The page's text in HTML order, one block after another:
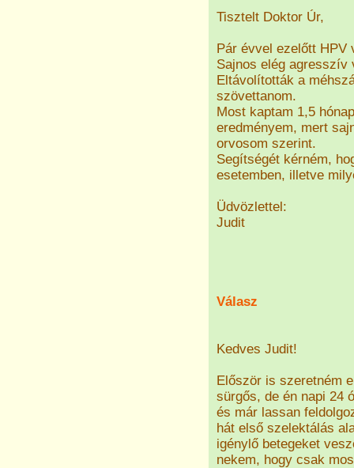
Tisztelt Doktor Úr,
Pár évvel ezelőtt
Sajnos elég agresszív
Eltávolították a
szövettanom.
Most kaptam 1,5
eredményem, mert
orvosom szerint.
Segítségét kérném,
esetemben, illetve
Üdvözlettel:
Judit
Válasz
Kedves Judit!
Először is szeretném
sürgős, de én napi 24
és már lassan
hát első szelektálás
igénylő betegeket
nekem, hogy csak